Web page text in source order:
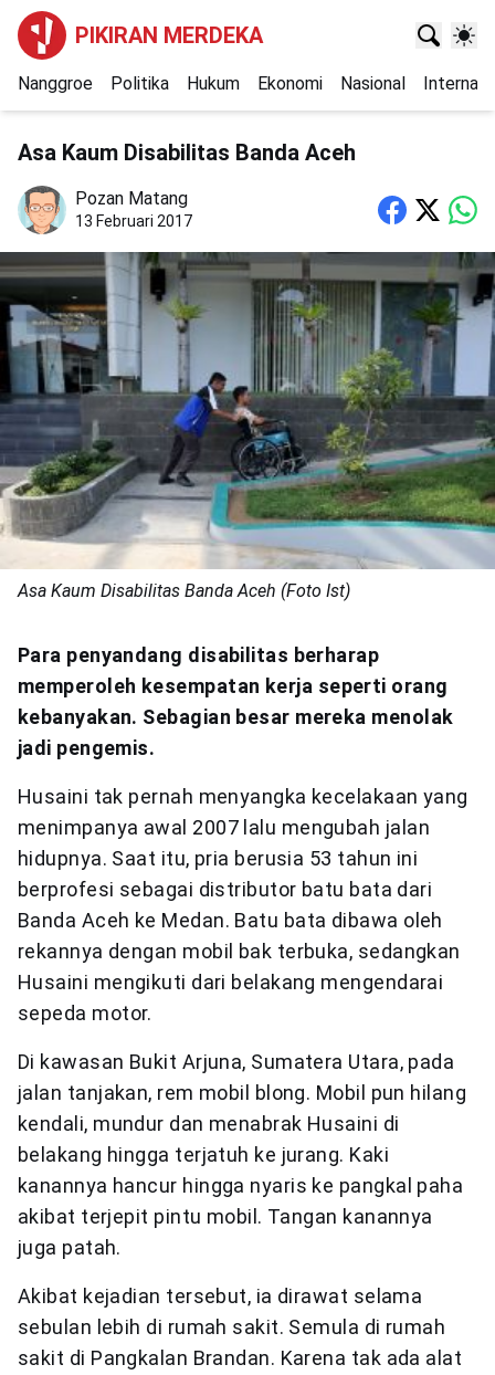
PIKIRAN MERDEKA
Nanggroe Politika Hukum Ekonomi Nasional
Asa Kaum Disabilitas Banda Aceh
Pozan Matang
13 Februari 2017
Asa Kaum Disabilitas Banda Aceh (Foto Ist)
Para penyandang disabilitas berharap
memperoleh kesempatan kerja seperti orang
kebanyakan. Sebagian besar mereka menolak
jadi pengemis.
Husaini tak pernah menyangka kecelakaan yang
menimpanya awal 2007 lalu mengubah jalan
hidupnya. Saat itu, pria berusia 53 tahun ini
berprofesi sebagai distributor batu bata dari
Banda Aceh ke Medan. Batu bata dibawa oleh
rekannya dengan mobil bak terbuka, sedangkan
Husaini mengikuti dari belakang mengendarai
sepeda motor.
Di kawasan Bukit Arjuna, Sumatera Utara, pada
jalan tanjakan, rem mobil blong. Mobil pun hilang
kendali, mundur dan menabrak Husaini di
belakang hingga terjatuh ke jurang. Kaki
kanannya hancur hingga nyaris ke pangkal paha
akibat terjepit pintu mobil. Tangan kanannya
juga patah.
Akibat kejadian tersebut, ia dirawat selama
sebulan lebih di rumah sakit. Semula di rumah
sakit di Pangkalan Brandan. Karena tak ada alat